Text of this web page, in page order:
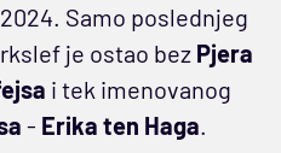
Samo poslednjeg
je ostao bez Pjera
i tek imenovanog
- Erika ten Haga.